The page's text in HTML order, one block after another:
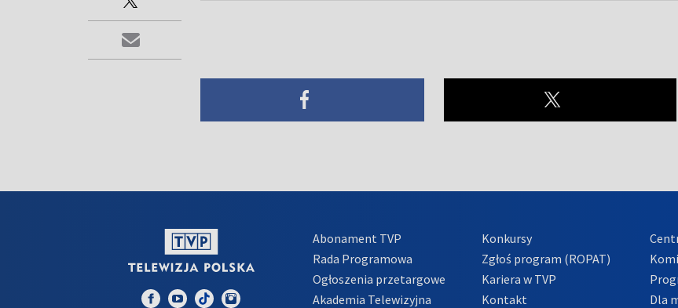
Abonament TVP
Rada Programowa
Ogłoszenia przetargowe
Akademia Telewizyjna
Konkursy
Zgłoś program (ROPAT)
Kariera w TVP
Kontakt
Dla